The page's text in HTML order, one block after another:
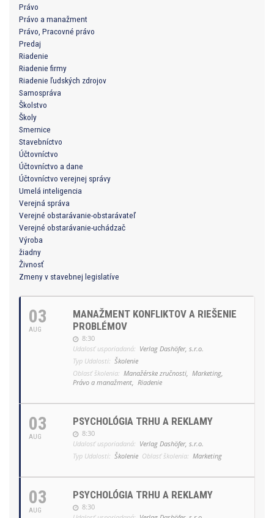
Právo
Právo a manažment
Právo, Pracovné právo
Predaj
Riadenie
Riadenie firmy
Riadenie ľudských zdrojov
Samospráva
Školstvo
Školy
Smernice
Stavebníctvo
Účtovníctvo
Účtovníctvo a dane
Účtovníctvo verejnej správy
Umelá inteligencia
Verejná správa
Verejné obstarávanie-obstarávateľ
Verejné obstarávanie-uchádzač
Výroba
žiadny
Živnosť
Zmeny v stavebnej legislatíve
03
AUG
MANAŽMENT KONFLIKTOV A RIEŠENIE
PROBLÉMOV
8:30
Udalosť usporiadaná: Verlag Dashöfer, s.r.o.
Typ Udalosti: Školenie
Oblasť školenia: Manažérske zručnosti, Marketing,
Právo a manažment, Riadenie
03
AUG
PSYCHOLÓGIA TRHU A REKLAMY
8:30
Udalosť usporiadaná: Verlag Dashöfer, s.r.o.
Typ Udalosti: Školenie Oblasť školenia: Marketing
03
AUG
PSYCHOLÓGIA TRHU A REKLAMY
8:30